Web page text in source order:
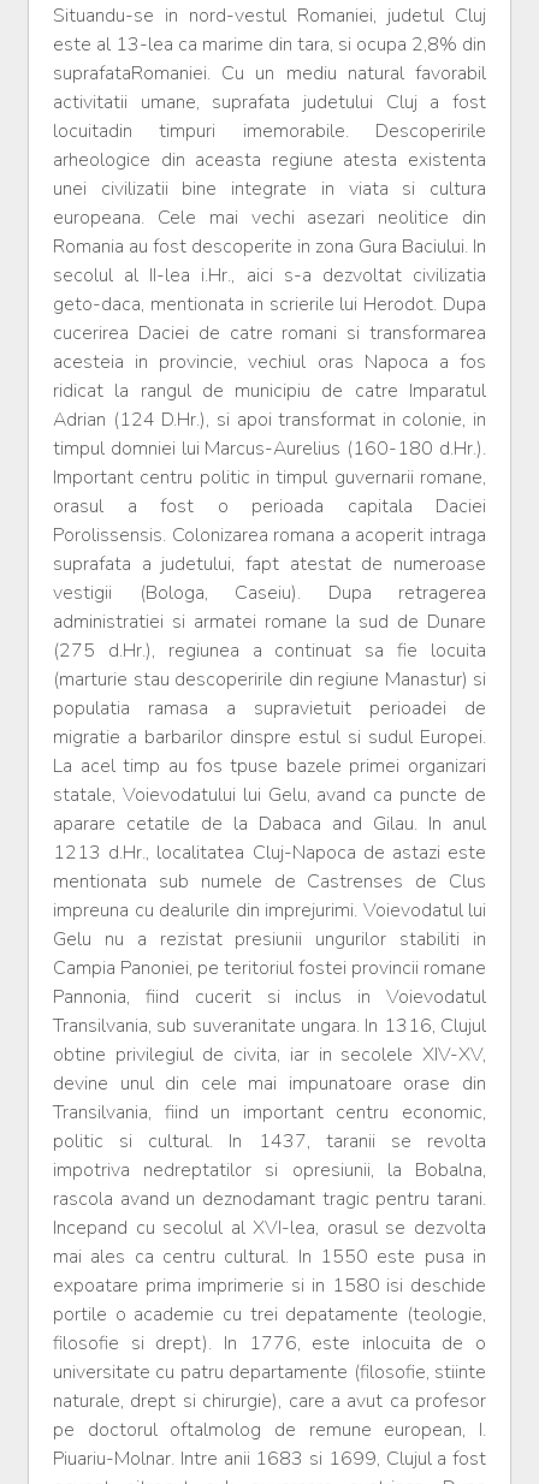
Situandu-se in nord-vestul Romaniei, judetul Cluj
este al 13-lea ca marime din tara, si ocupa 2,8% din
suprafataRomaniei. Cu un mediu natural favorabil
activitatii umane, suprafata judetului Cluj a fost
locuitadin timpuri imemorabile. Descoperirile
arheologice din aceasta regiune atesta existenta
unei civilizatii bine integrate in viata si cultura
europeana. Cele mai vechi asezari neolitice din
Romania au fost descoperite in zona Gura Baciului. In
secolul al II-lea i.Hr., aici s-a dezvoltat civilizatia
geto-daca, mentionata in scrierile lui Herodot. Dupa
cucerirea Daciei de catre romani si transformarea
acesteia in provincie, vechiul oras Napoca a fos
ridicat la rangul de municipiu de catre Imparatul
Adrian (124 D.Hr.), si apoi transformat in colonie, in
timpul domniei lui Marcus-Aurelius (160-180 d.Hr.).
Important centru politic in timpul guvernarii romane,
orasul a fost o perioada capitala Daciei
Porolissensis. Colonizarea romana a acoperit intraga
suprafata a judetului, fapt atestat de numeroase
vestigii (Bologa, Caseiu). Dupa retragerea
administratiei si armatei romane la sud de Dunare
(275 d.Hr.), regiunea a continuat sa fie locuita
(marturie stau descoperirile din regiune Manastur) si
populatia ramasa a supravietuit perioadei de
migratie a barbarilor dinspre estul si sudul Europei.
La acel timp au fos tpuse bazele primei organizari
statale, Voievodatului lui Gelu, avand ca puncte de
aparare cetatile de la Dabaca and Gilau. In anul
1213 d.Hr., localitatea Cluj-Napoca de astazi este
mentionata sub numele de Castrenses de Clus
impreuna cu dealurile din imprejurimi. Voievodatul lui
Gelu nu a rezistat presiunii ungurilor stabiliti in
Campia Panoniei, pe teritoriul fostei provincii romane
Pannonia, fiind cucerit si inclus in Voievodatul
Transilvania, sub suveranitate ungara. In 1316, Clujul
obtine privilegiul de civita, iar in secolele XIV-XV,
devine unul din cele mai impunatoare orase din
Transilvania, fiind un important centru economic,
politic si cultural. In 1437, taranii se revolta
impotriva nedreptatilor si opresiunii, la Bobalna,
rascola avand un deznodamant tragic pentru tarani.
Incepand cu secolul al XVI-lea, orasul se dezvolta
mai ales ca centru cultural. In 1550 este pusa in
expoatare prima imprimerie si in 1580 isi deschide
portile o academie cu trei depatamente (teologie,
filosofie si drept). In 1776, este inlocuita de o
universitate cu patru departamente (filosofie, stiinte
naturale, drept si chirurgie), care a avut ca profesor
pe doctorul oftalmolog de remune european, I.
Piuariu-Molnar. Intre anii 1683 si 1699, Clujul a fost